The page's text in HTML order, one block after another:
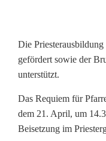
a
c
h
r
Die
gefördert sowie der
unterstützt.
Das Requiem für
dem 21. April, um
Beisetzung im